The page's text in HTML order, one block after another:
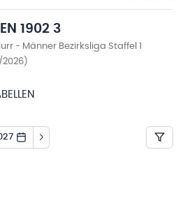
1902 3
- Männer Bezirksliga Staffel 1
2026)